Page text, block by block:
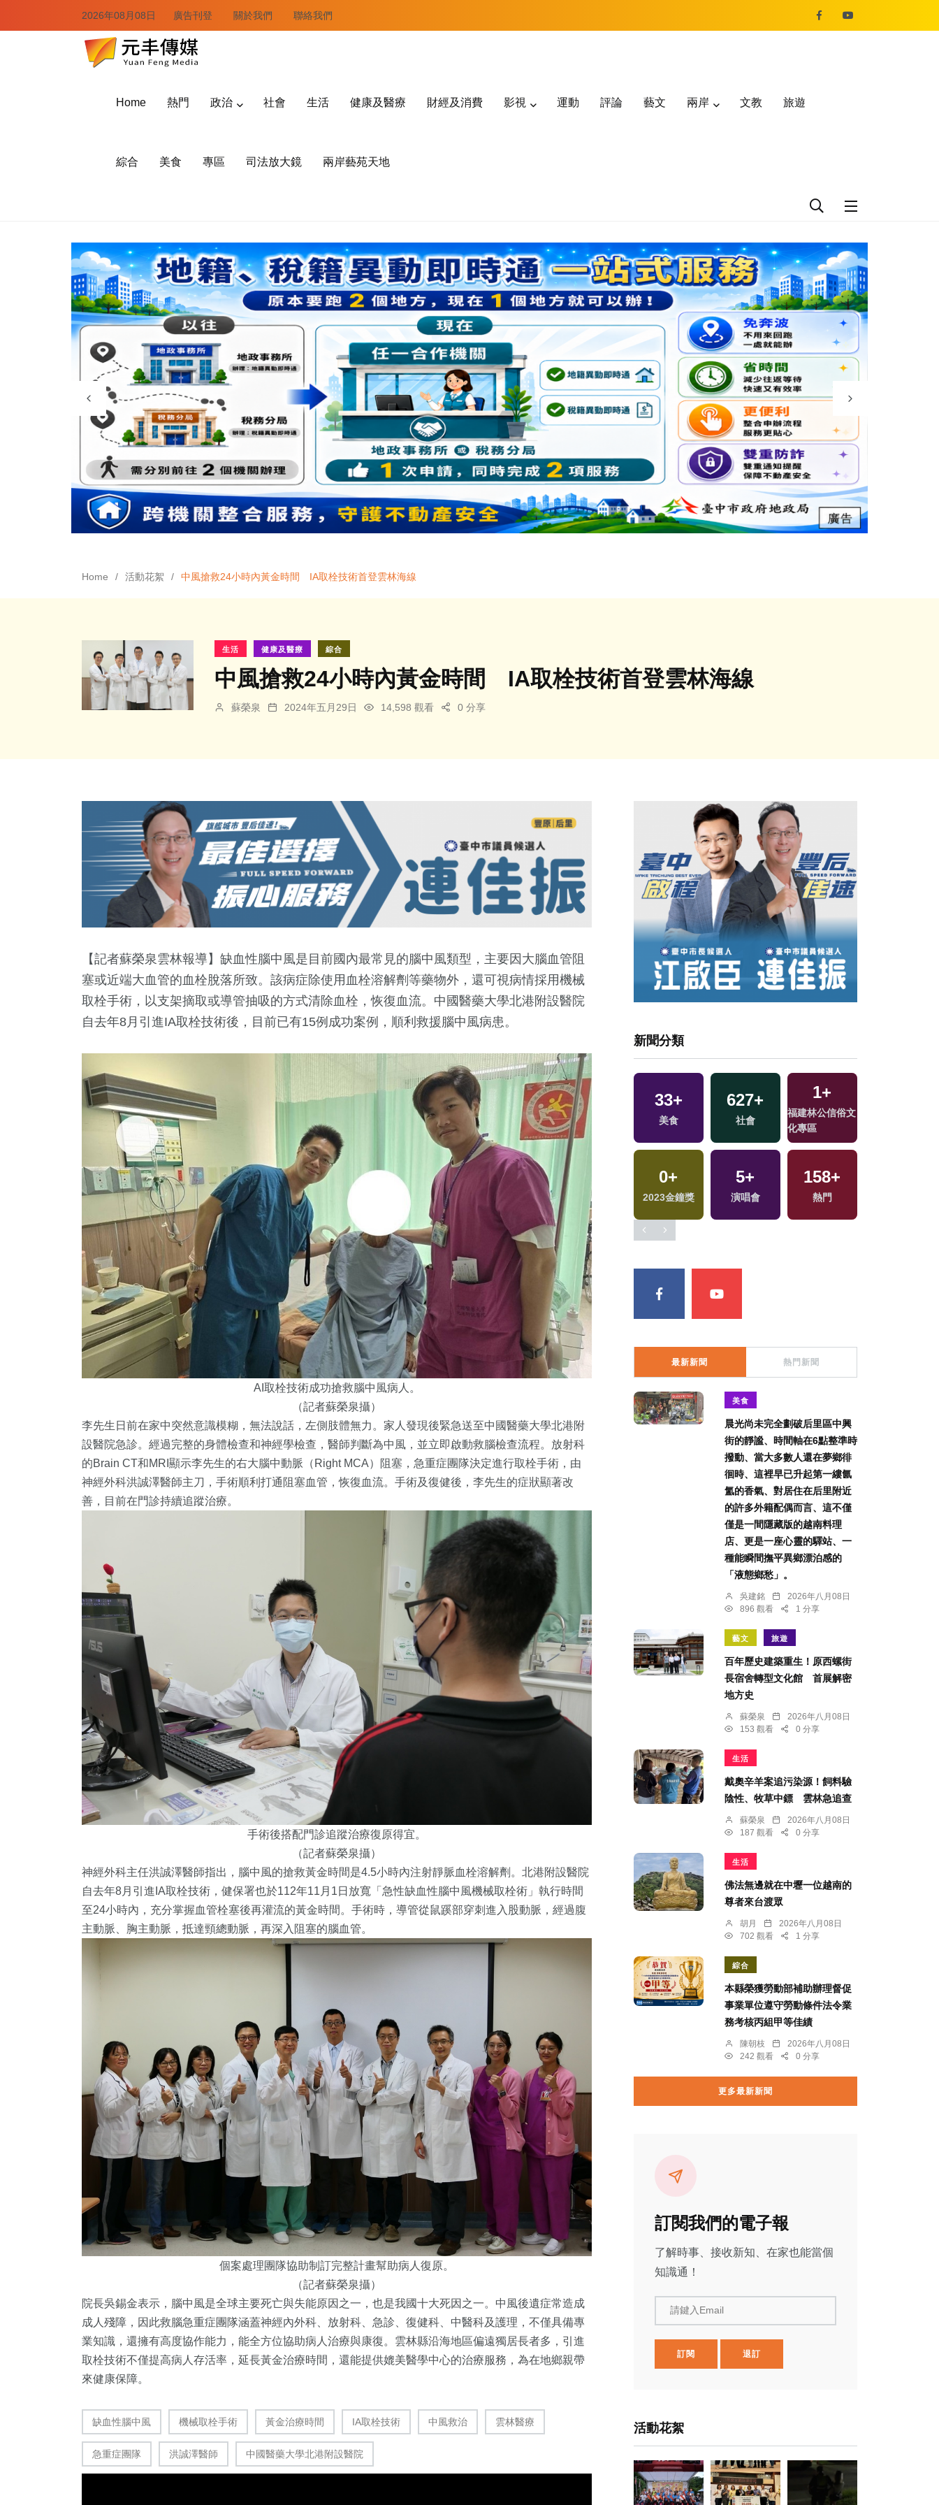
2026年08月08日 廣告刊登 關於我們 聯絡我們
Home 熱門 政治 社會 生活 健康及醫療 財經及消費 影視 運動 評論 藝文 兩岸 文教 旅遊
綜合 美食 專區 司法放大鏡 兩岸藝苑天地
Home 活動花絮 中風搶救24小時內黃金時間 IA取栓技術首登雲林海線
生活 健康及醫療 綜合
中風搶救24小時內黃金時間 IA取栓技術首登雲林海線
蘇榮泉 2024年五月29日 14,598 觀看 0 分享
【記者蘇榮泉雲林報導】缺血性腦中風是目前國內最常見的腦中風類型，主要因大腦血管阻
塞或近端大血管的血栓脫落所致。該病症除使用血栓溶解劑等藥物外，還可視病情採用機械
取栓手術，以支架摘取或導管抽吸的方式清除血栓，恢復血流。中國醫藥大學北港附設醫院
自去年8月引進IA取栓技術後，目前已有15例成功案例，順利救援腦中風病患。
AI取栓技術成功搶救腦中風病人。
（記者蘇榮泉攝）
李先生日前在家中突然意識模糊，無法說話，左側肢體無力。家人發現後緊急送至中國醫藥大學北港附
設醫院急診。經過完整的身體檢查和神經學檢查，醫師判斷為中風，並立即啟動救腦檢查流程。放射科
的Brain CT和MRI顯示李先生的右大腦中動脈（Right MCA）阻塞，急重症團隊決定進行取栓手術，由
神經外科洪誠澤醫師主刀，手術順利打通阻塞血管，恢復血流。手術及復健後，李先生的症狀顯著改
善，目前在門診持續追蹤治療。
手術後搭配門診追蹤治療復原得宜。
（記者蘇榮泉攝）
神經外科主任洪誠澤醫師指出，腦中風的搶救黃金時間是4.5小時內注射靜脈血栓溶解劑。北港附設醫院
自去年8月引進IA取栓技術，健保署也於112年11月1日放寬「急性缺血性腦中風機械取栓術」執行時間
至24小時內，充分掌握血管栓塞後再灌流的黃金時間。手術時，導管從鼠蹊部穿刺進入股動脈，經過腹
主動脈、胸主動脈，抵達頸總動脈，再深入阻塞的腦血管。
個案處理團隊協助制訂完整計畫幫助病人復原。
（記者蘇榮泉攝）
院長吳錫金表示，腦中風是全球主要死亡與失能原因之一，也是我國十大死因之一。中風後遺症常造成
成人殘障，因此救腦急重症團隊涵蓋神經內外科、放射科、急診、復健科、中醫科及護理，不僅具備專
業知識，還擁有高度協作能力，能全方位協助病人治療與康復。雲林縣沿海地區偏遠獨居長者多，引進
取栓技術不僅提高病人存活率，延長黃金治療時間，還能提供媲美醫學中心的治療服務，為在地鄉親帶
來健康保障。
缺血性腦中風 機械取栓手術 黃金治療時間 IA取栓技術 中風救治 雲林醫療
急重症團隊 洪誠澤醫師 中國醫藥大學北港附設醫院
新聞分類
+ 8+
評論
+
兩岸道教文化交
261+
健康及醫療
747
生活
+ 308+
文教
227+
財經及消費
31
501+
政治
0+
兩岸藝苑天地
15
2024立委選戰
33+
美食
627+
社會
1+
福建林公信俗文
化專區
0+
2023金鐘獎
5+
演唱會
158+
熱門
最新新聞 熱門新聞
美食
晨光尚未完全劃破后里區中興
街的靜謐、時間軸在6點整準時
撥動、當大多數人還在夢鄉徘
徊時、這裡早已升起第一縷氤
氳的香氣、對居住在后里附近
的許多外籍配偶而言、這不僅
僅是一間隱藏版的越南料理
店、更是一座心靈的驛站、一
種能瞬間撫平異鄉漂泊感的
「液態鄉愁」。
吳建銘
2026年八月08日
896 觀看
1 分享
藝文 旅遊
百年歷史建築重生！原西螺街
長宿舍轉型文化館 首展解密
地方史
蘇榮泉
2026年八月08日
153 觀看
0 分享
生活
戴奧辛羊案追污染源！飼料驗
陰性、牧草中鏢 雲林急追查
蘇榮泉
2026年八月08日
187 觀看
0 分享
生活
佛法無邊就在中壢一位越南的
尊者來台渡眾
胡月
2026年八月08日
702 觀看
1 分享
綜合
本縣榮獲勞動部補助辦理督促
事業單位遵守勞動條件法令業
務考核丙組甲等佳績
陳朝枝
2026年八月08日
242 觀看
0 分享
更多最新新聞
訂閱我們的電子報
了解時事、接收新知、在家也能當個
知識通！
請鍵入Email
訂閱 退訂
活動花絮